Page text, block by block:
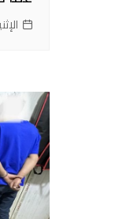
الإثنين, 31